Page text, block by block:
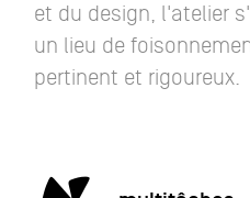
et du design, l'atelier
un lieu de
pertinent et rigoureux.